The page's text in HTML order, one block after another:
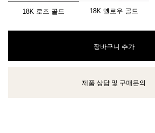
선택됨
18K 로즈 골드 18K 옐로우 골드
장바구니 추가
클라이언트 어드바이저에게 문의하거나 예약
제품 상담 및 구매문의